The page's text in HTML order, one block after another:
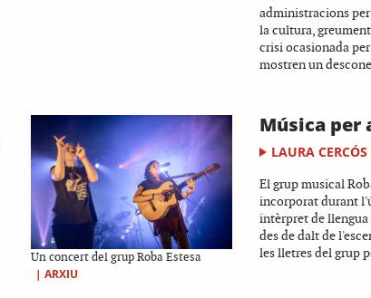
administracions
la cultura,
crisi ocasionada
mostren un
Un concert del grup Roba Estesa
| ARXIU
Música per
LAURA CERCÓS
El grup musical
incorporat durant
intèrpret de llengua
des de dalt de
les lletres del grup